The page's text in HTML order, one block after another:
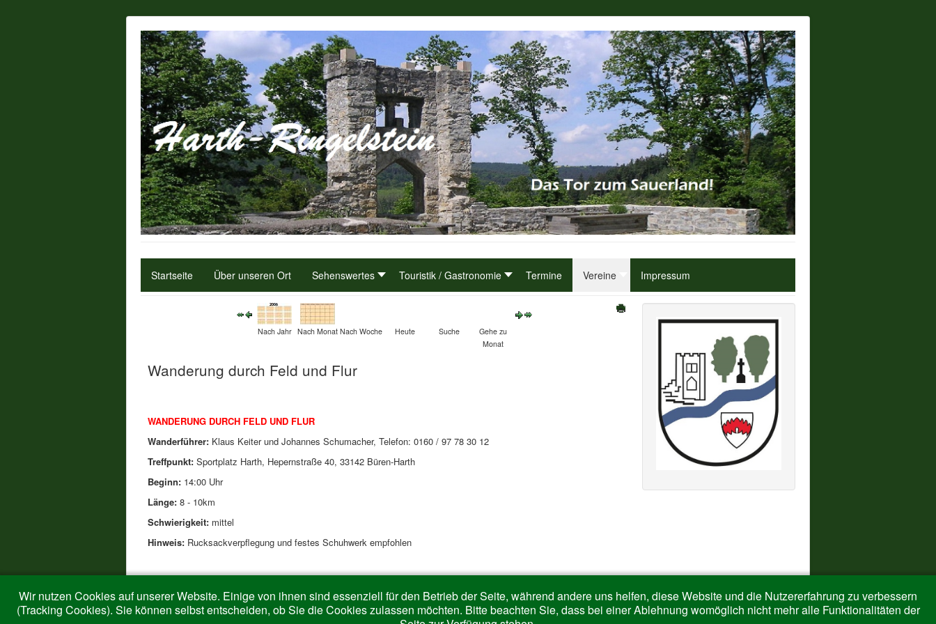
Startseite Über unseren Ort Sehenswertes Touristik / Gastronomie Termine Vereine Impressum
Nach Jahr Nach Monat Nach Woche Heute Suche
Gehe zu
Monat
Wanderung durch Feld und Flur
WANDERUNG DURCH FELD UND FLUR
Wanderführer: Klaus Keiter und Johannes Schumacher, Telefon: 0160 / 97 78 30 12
Treffpunkt: Sportplatz Harth, Hepernstraße 40, 33142 Büren-Harth
Beginn: 14:00 Uhr
Länge: 8 - 10km
Schwierigkeit: mittel
Hinweis: Rucksackverpflegung und festes Schuhwerk empfohlen
Wir nutzen Cookies auf unserer Website. Einige von ihnen sind essenziell für den Betrieb der Seite, während andere uns helfen, diese Website und die Nutzererfahrung zu verbessern
(Tracking Cookies). Sie können selbst entscheiden, ob Sie die Cookies zulassen möchten. Bitte beachten Sie, dass bei einer Ablehnung womöglich nicht mehr alle Funktionalitäten der